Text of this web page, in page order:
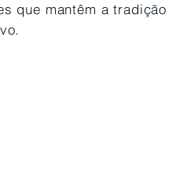
que mantêm a tradição